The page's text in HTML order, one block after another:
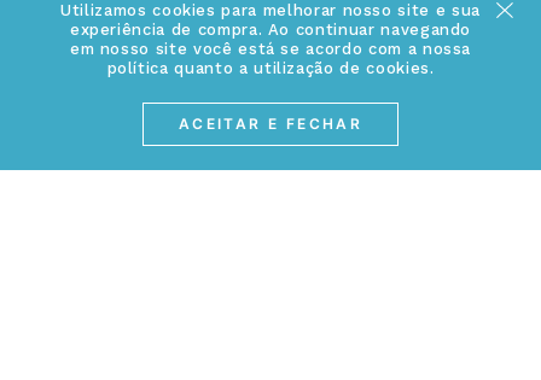
Utilizamos cookies para melhorar nosso site e sua
experiência de compra. Ao continuar navegando
em nosso site você está se acordo com a nossa
política quanto a utilização de cookies.
ACEITAR E FECHAR
Fale Conosco
Conheça a linha MVNDOS
Política de Troca e Devolução
Política de Privacidade
Cancelamento de Compra
ATENDIMENTO
(17) 3234-2299
contato@webjoias.com.br